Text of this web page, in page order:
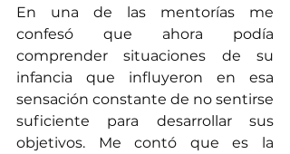
En una de las mentorías me
confesó que ahora podía
comprender situaciones de su
infancia que influyeron en esa
sensación constante de no sentirse
suficiente para desarrollar sus
objetivos. Me contó que es la